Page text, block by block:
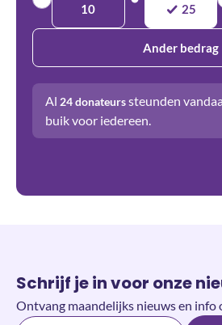
10 25
Ander bedrag
Al 24donateurssteunden
buik voor iedereen.
Schrijf je in voor onze
Ontvang maandelijks nieuws en info